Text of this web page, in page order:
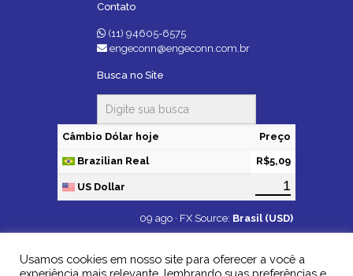
Contato
(11) 94605-6575
engeconn@engeconn.com.br
Busca no Site
Câmbio Dólar hoje Preço
Brazilian Real R$5,09
US Dollar
09 ago · FX Source: Brasil (USD)
Usamos cookies em nosso site para oferecer a você a
experiência mais relevante, lembrando suas preferências e